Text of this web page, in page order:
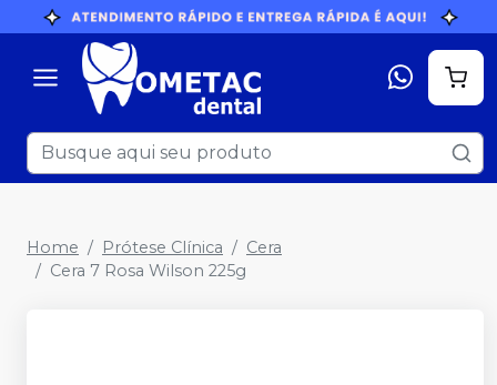
Home Prótese Clínica
Cera
Cera 7 Rosa Wilson 225g